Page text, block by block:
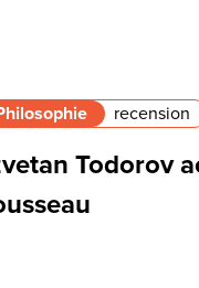
recension
Todorov